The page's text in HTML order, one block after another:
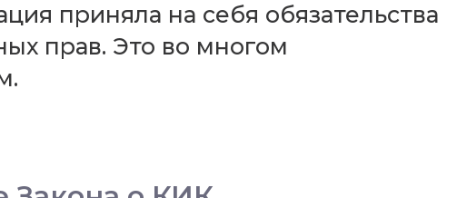
приняла на себя обязательства
прав. Это во многом